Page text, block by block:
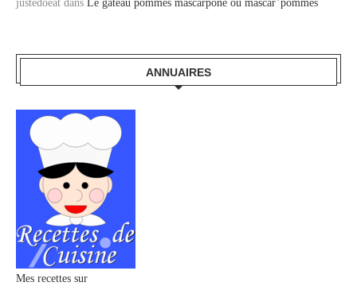
justedoeat dans Le gâteau pommes mascarpone ou mascar’pommes
ANNUAIRES
Mes recettes sur